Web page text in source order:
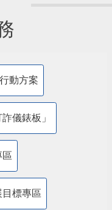
動方案
儀錶板」
區
標專區